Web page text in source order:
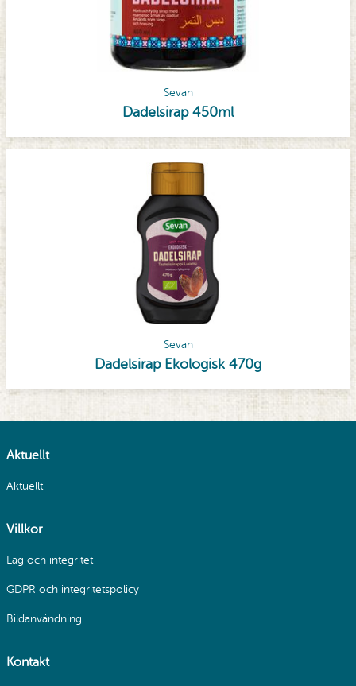
Sevan
Dadelsirap 450ml
Sevan
Dadelsirap Ekologisk 470g
Aktuellt
Aktuellt
Villkor
Lag och integritet
GDPR och integritetspolicy
Bildanvändning
Kontakt